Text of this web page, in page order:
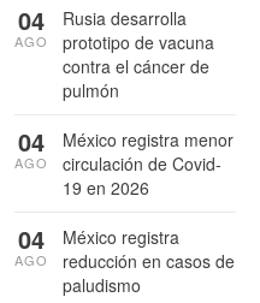
Rusia desarrolla
prototipo de vacuna
contra el cáncer de
pulmón
04
AGO
México registra menor
circulación de Covid-
19 en 2026
04
AGO
México registra
reducción en casos de
paludismo
04
AGO